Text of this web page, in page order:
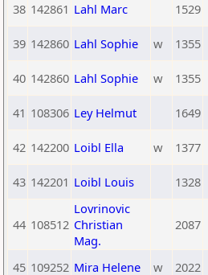
38 142861 Lahl Marc 1529
39 142860 Lahl Sophie w 1355
40 142860 Lahl Sophie w 1355
41 108306 Ley Helmut 1649
42 142200 Loibl Ella w 1377
43 142201 Loibl Louis 1328
44 108512
Lovrinovic
Christian
Mag.
2087
45 109252 Mira Helene w 2022